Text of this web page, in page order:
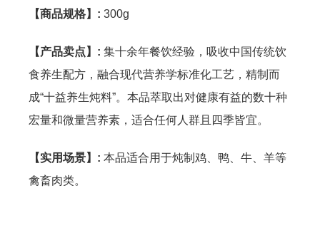
【商品规格】: 300g
【产品卖点】: 集十余年餐饮经验，吸收中国传统饮
食养生配方，融合现代营养学标准化工艺，精制而
成“十益养生炖料”。本品萃取出对健康有益的数十种
宏量和微量营养素，适合任何人群且四季皆宜。
【实用场景】: 本品适合用于炖制鸡、鸭、牛、羊等
禽畜肉类。